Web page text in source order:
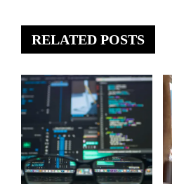
RELATED POSTS